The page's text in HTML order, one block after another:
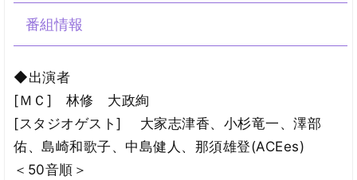
番組情報
◆出演者
[ＭＣ] 林修 大政絢
[スタジオゲスト] 大家志津香、小杉竜一、澤部
佑、島崎和歌子、中島健人、那須雄登(ACEes)
＜50音順＞